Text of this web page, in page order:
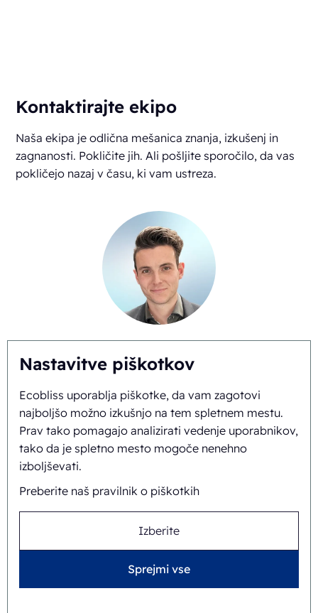
Nastavitve piškotkov
Ecobliss uporablja piškotke, da vam zagotovi
najboljšo možno izkušnjo na tem spletnem mestu.
Prav tako pomagajo analizirati vedenje uporabnikov,
tako da je spletno mesto mogoče nenehno
izboljševati.
Preberite naš pravilnik o piškotkih
Izberite
Sprejmi vse
Kontaktirajte ekipo
Naša ekipa je odlična mešanica znanja, izkušenj in
zagnanosti. Pokličite jih. Ali pošljite sporočilo, da vas
pokličejo nazaj v času, ki vam ustreza.
Gianni Linssen
+31625517974
+31627348895